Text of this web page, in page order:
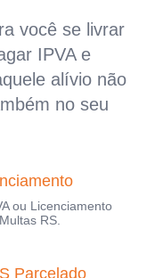
você se livrar
IPVA e
alívio não
no seu
ou Licenciamento
RS.
Parcelado